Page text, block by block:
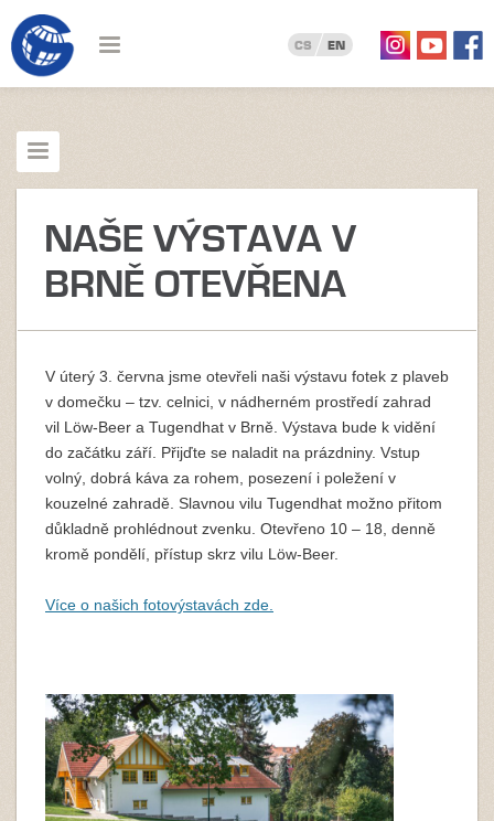
CS EN
NAŠE VÝSTAVA V
BRNĚ OTEVŘENA
V úterý 3. června jsme otevřeli naši výstavu fotek z plaveb
v domečku – tzv. celnici, v nádherném prostředí zahrad
vil Löw-Beer a Tugendhat v Brně. Výstava bude k vidění
do začátku září. Přijďte se naladit na prázdniny. Vstup
volný, dobrá káva za rohem, posezení i poležení v
kouzelné zahradě. Slavnou vilu Tugendhat možno přitom
důkladně prohlédnout zvenku. Otevřeno 10 – 18, denně
kromě pondělí, přístup skrz vilu Löw-Beer.
Více o našich fotovýstavách zde.